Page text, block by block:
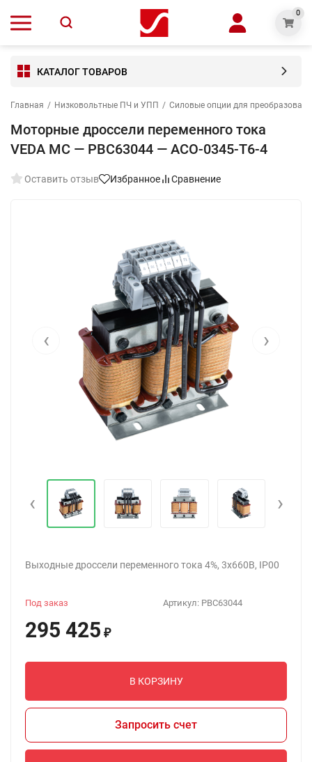
0
КАТАЛОГ ТОВАРОВ
Главная / Низковольтные ПЧ и УПП / Силовые опции для
Моторные дроссели переменного тока
VEDA MC — PBC63044 — ACO-0345-T6-4
Оставить отзыв Избранное Сравнение
‹ ›
‹ ›
Выходные дроссели переменного тока 4%, 3х660В, IP00
Артикул: PBC63044
Под заказ
295 425 ₽
В КОРЗИНУ
Запросить счет